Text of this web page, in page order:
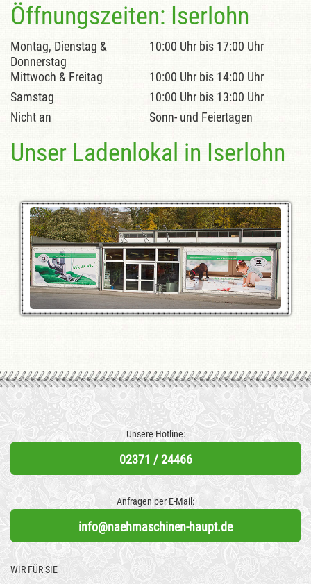
Öffnungszeiten: Iserlohn
Montag, Dienstag &
Donnerstag
10:00 Uhr bis 17:00 Uhr
Mittwoch & Freitag
10:00 Uhr bis 14:00 Uhr
Samstag
10:00 Uhr bis 13:00 Uhr
Nicht an
Sonn- und Feiertagen
Unser Ladenlokal in Iserlohn
Unsere Hotline:
02371 / 24466
Anfragen per E-Mail:
info@naehmaschinen-haupt.de
WIR FÜR SIE